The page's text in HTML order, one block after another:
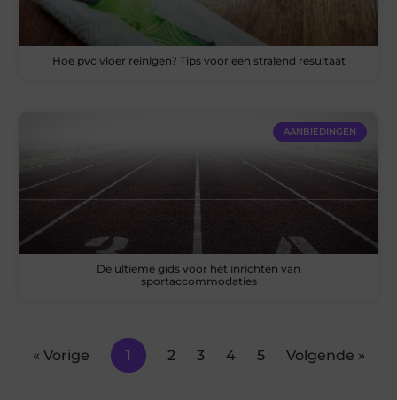
Hoe pvc vloer reinigen? Tips voor een stralend resultaat
AANBIEDINGEN
De ultieme gids voor het inrichten van
sportaccommodaties
« Vorige 1 2 3 4 5 Volgende »